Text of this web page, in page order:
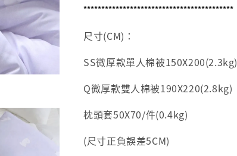
******************************************
尺寸(CM)：
SS微厚款單人棉被150X200(2.3kg)
Q微厚款雙人棉被190X220(2.8kg)
枕頭套50X70/件(0.4kg)
(尺寸正負誤差5CM)